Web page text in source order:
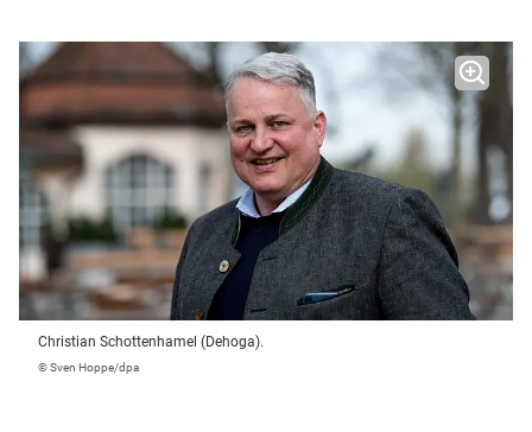
Christian Schottenhamel (Dehoga).
© Sven Hoppe/dpa